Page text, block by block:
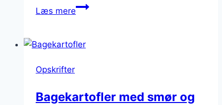
Læs mereBagte
kartofler
Opskrifter
Bagekartofler med smør og